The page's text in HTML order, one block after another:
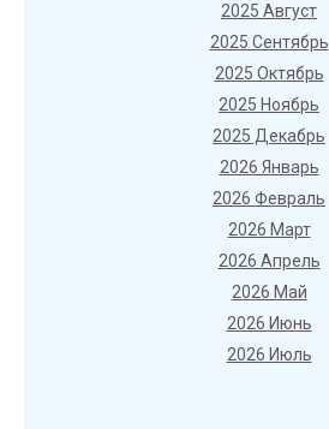
2025 Август
2025 Сентябрь
2025 Октябрь
2025 Ноябрь
2025 Декабрь
2026 Январь
2026 Февраль
2026 Март
2026 Апрель
2026 Май
2026 Июнь
2026 Июль